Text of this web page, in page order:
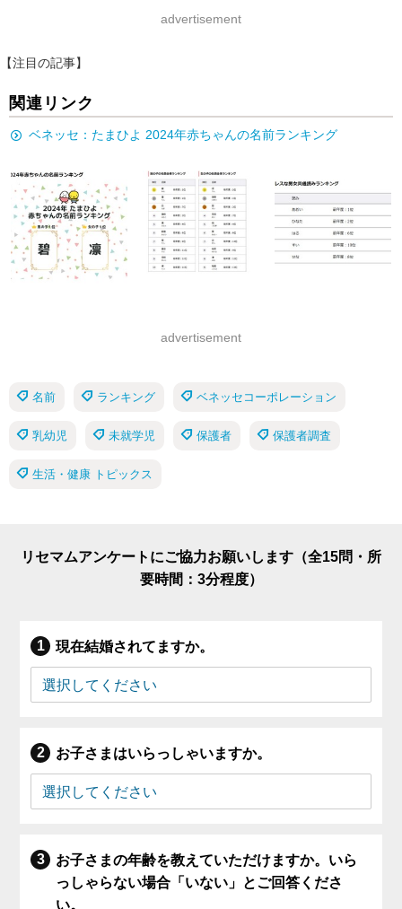
advertisement
【注目の記事】
関連リンク
ベネッセ：たまひよ 2024年赤ちゃんの名前ランキング
advertisement
名前 ランキング ベネッセコーポレーション
乳幼児 未就学児 保護者 保護者調査
生活・健康 トピックス
リセマムアンケートにご協力お願いします（全15問・所
要時間：3分程度）
現在結婚されてますか。
お子さまはいらっしゃいますか。
お子さまの年齢を教えていただけますか。いら
っしゃらない場合「いない」とご回答くださ
い。